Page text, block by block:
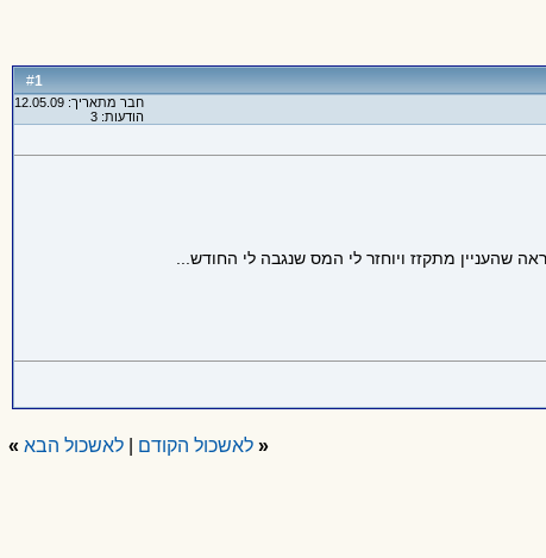
#
1
חבר מתאריך: 12.05.09
הודעות: 3
מתקזז ויוחזר לי המס שנגבה לי החודש...
« לאשכול הקודם |לאשכול הבא »